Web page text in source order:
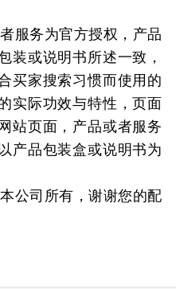
服务为官方授权，产品
装或说明书所述一致，
买家搜索习惯而使用的
实际功效与特性，页面
站页面，产品或者服务
产品包装盒或说明书为
公司所有，谢谢您的配